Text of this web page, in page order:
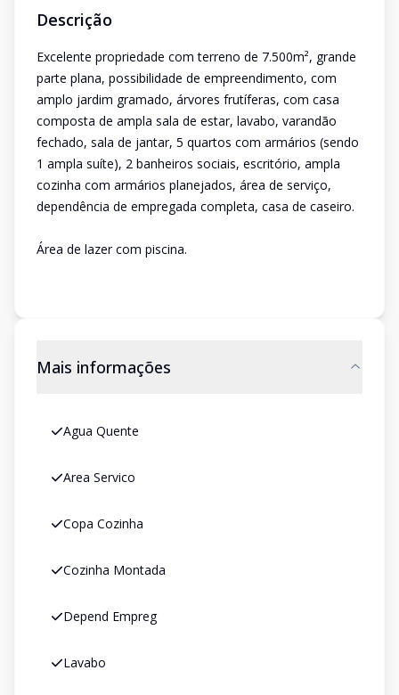
Descrição
Excelente propriedade com terreno de 7.500m², grande
parte plana, possibilidade de empreendimento, com
amplo jardim gramado, árvores frutíferas, com casa
composta de ampla sala de estar, lavabo, varandão
fechado, sala de jantar, 5 quartos com armários (sendo
1 ampla suíte), 2 banheiros sociais, escritório, ampla
cozinha com armários planejados, área de serviço,
dependência de empregada completa, casa de caseiro.
Área de lazer com piscina.
Mais informações
Agua Quente
Area Servico
Copa Cozinha
Cozinha Montada
Depend Empreg
Lavabo